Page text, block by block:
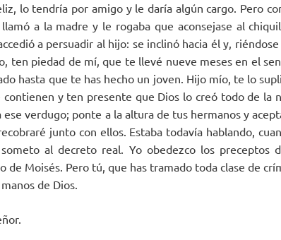
lo tendría por amigo y le daría algún cargo. Pero
a la madre y le rogaba que aconsejase al
a persuadir al hijo: se inclinó hacia él y,
ten piedad de mí, que te llevé nueve meses en el
hasta que te has hecho un joven. Hijo mío, te lo
y ten presente que Dios lo creó todo de la
verdugo; ponte a la altura de tus hermanos y
junto con ellos. Estaba todavía hablando,
al decreto real. Yo obedezco los preceptos
de Moisés. Pero tú, que has tramado toda clase de
de Dios.